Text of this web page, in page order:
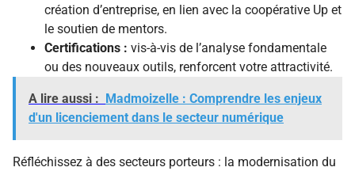
création d’entreprise, en lien avec la coopérative Up et
le soutien de mentors.
Certifications : vis-à-vis de l’analyse fondamentale
ou des nouveaux outils, renforcent votre attractivité.
A lire aussi :
Madmoizelle : Comprendre les enjeux
d'un licenciement dans le secteur numérique
Réfléchissez à des secteurs porteurs : la modernisation du